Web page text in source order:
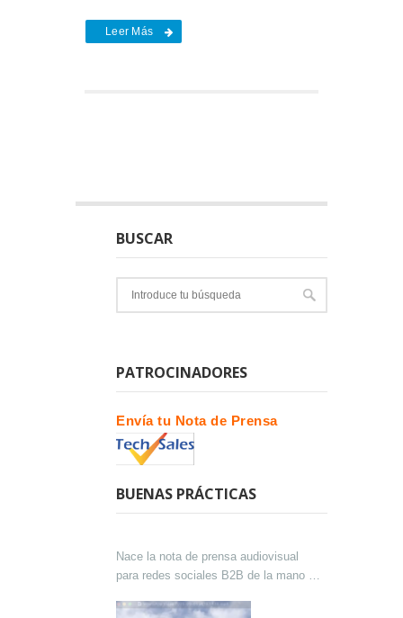
Leer Más
BUSCAR
PATROCINADORES
Envía tu Nota de Prensa
BUENAS PRÁCTICAS
Nace la nota de prensa audiovisual
para redes sociales B2B de la mano de